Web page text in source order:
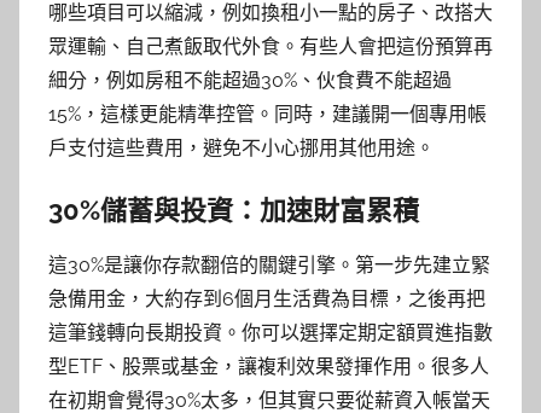
哪些項目可以縮減，例如換租小一點的房子、改搭大
眾運輸、自己煮飯取代外食。有些人會把這份預算再
細分，例如房租不能超過30%、伙食費不能超過
15%，這樣更能精準控管。同時，建議開一個專用帳
戶支付這些費用，避免不小心挪用其他用途。
30%儲蓄與投資：加速財富累積
這30%是讓你存款翻倍的關鍵引擎。第一步先建立緊
急備用金，大約存到6個月生活費為目標，之後再把
這筆錢轉向長期投資。你可以選擇定期定額買進指數
型ETF、股票或基金，讓複利效果發揮作用。很多人
在初期會覺得30%太多，但其實只要從薪資入帳當天